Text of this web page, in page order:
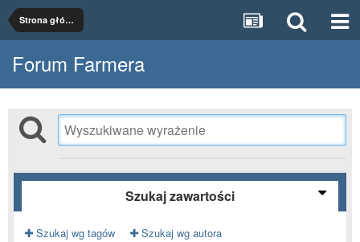
Strona główna
Forum Farmera
Szukaj zawartości
Szukaj wg tagów Szukaj wg autora